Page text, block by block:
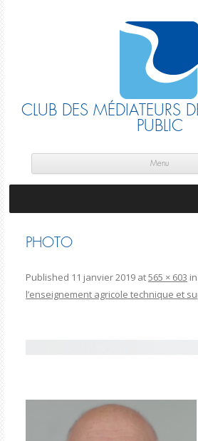
CLUB DES MÉDIATEURS
PUBLIC
Menu
PHOTO
Published 11 janvier 2019 at565 × 603 in
l’enseignement agricole technique et